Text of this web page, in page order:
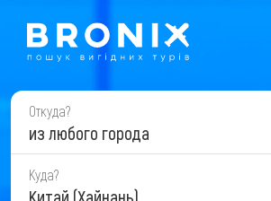
Откуда?
из любого города
Куда?
Китай (Хайнань)